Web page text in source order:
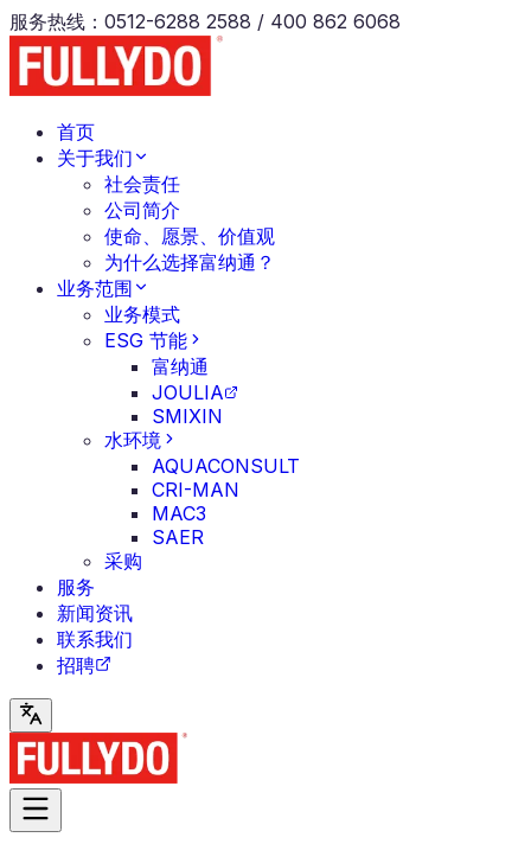
服务热线 ： 0512-6288 2588 / 400 862 6068
首页
关于我们
社会责任
公司简介
使命、愿景、价值观
为什么选择富纳通？
业务范围
业务模式
ESG 节能
富纳通
JOULIA
SMIXIN
水环境
AQUACONSULT
CRI-MAN
MAC3
SAER
采购
服务
新闻资讯
联系我们
招聘